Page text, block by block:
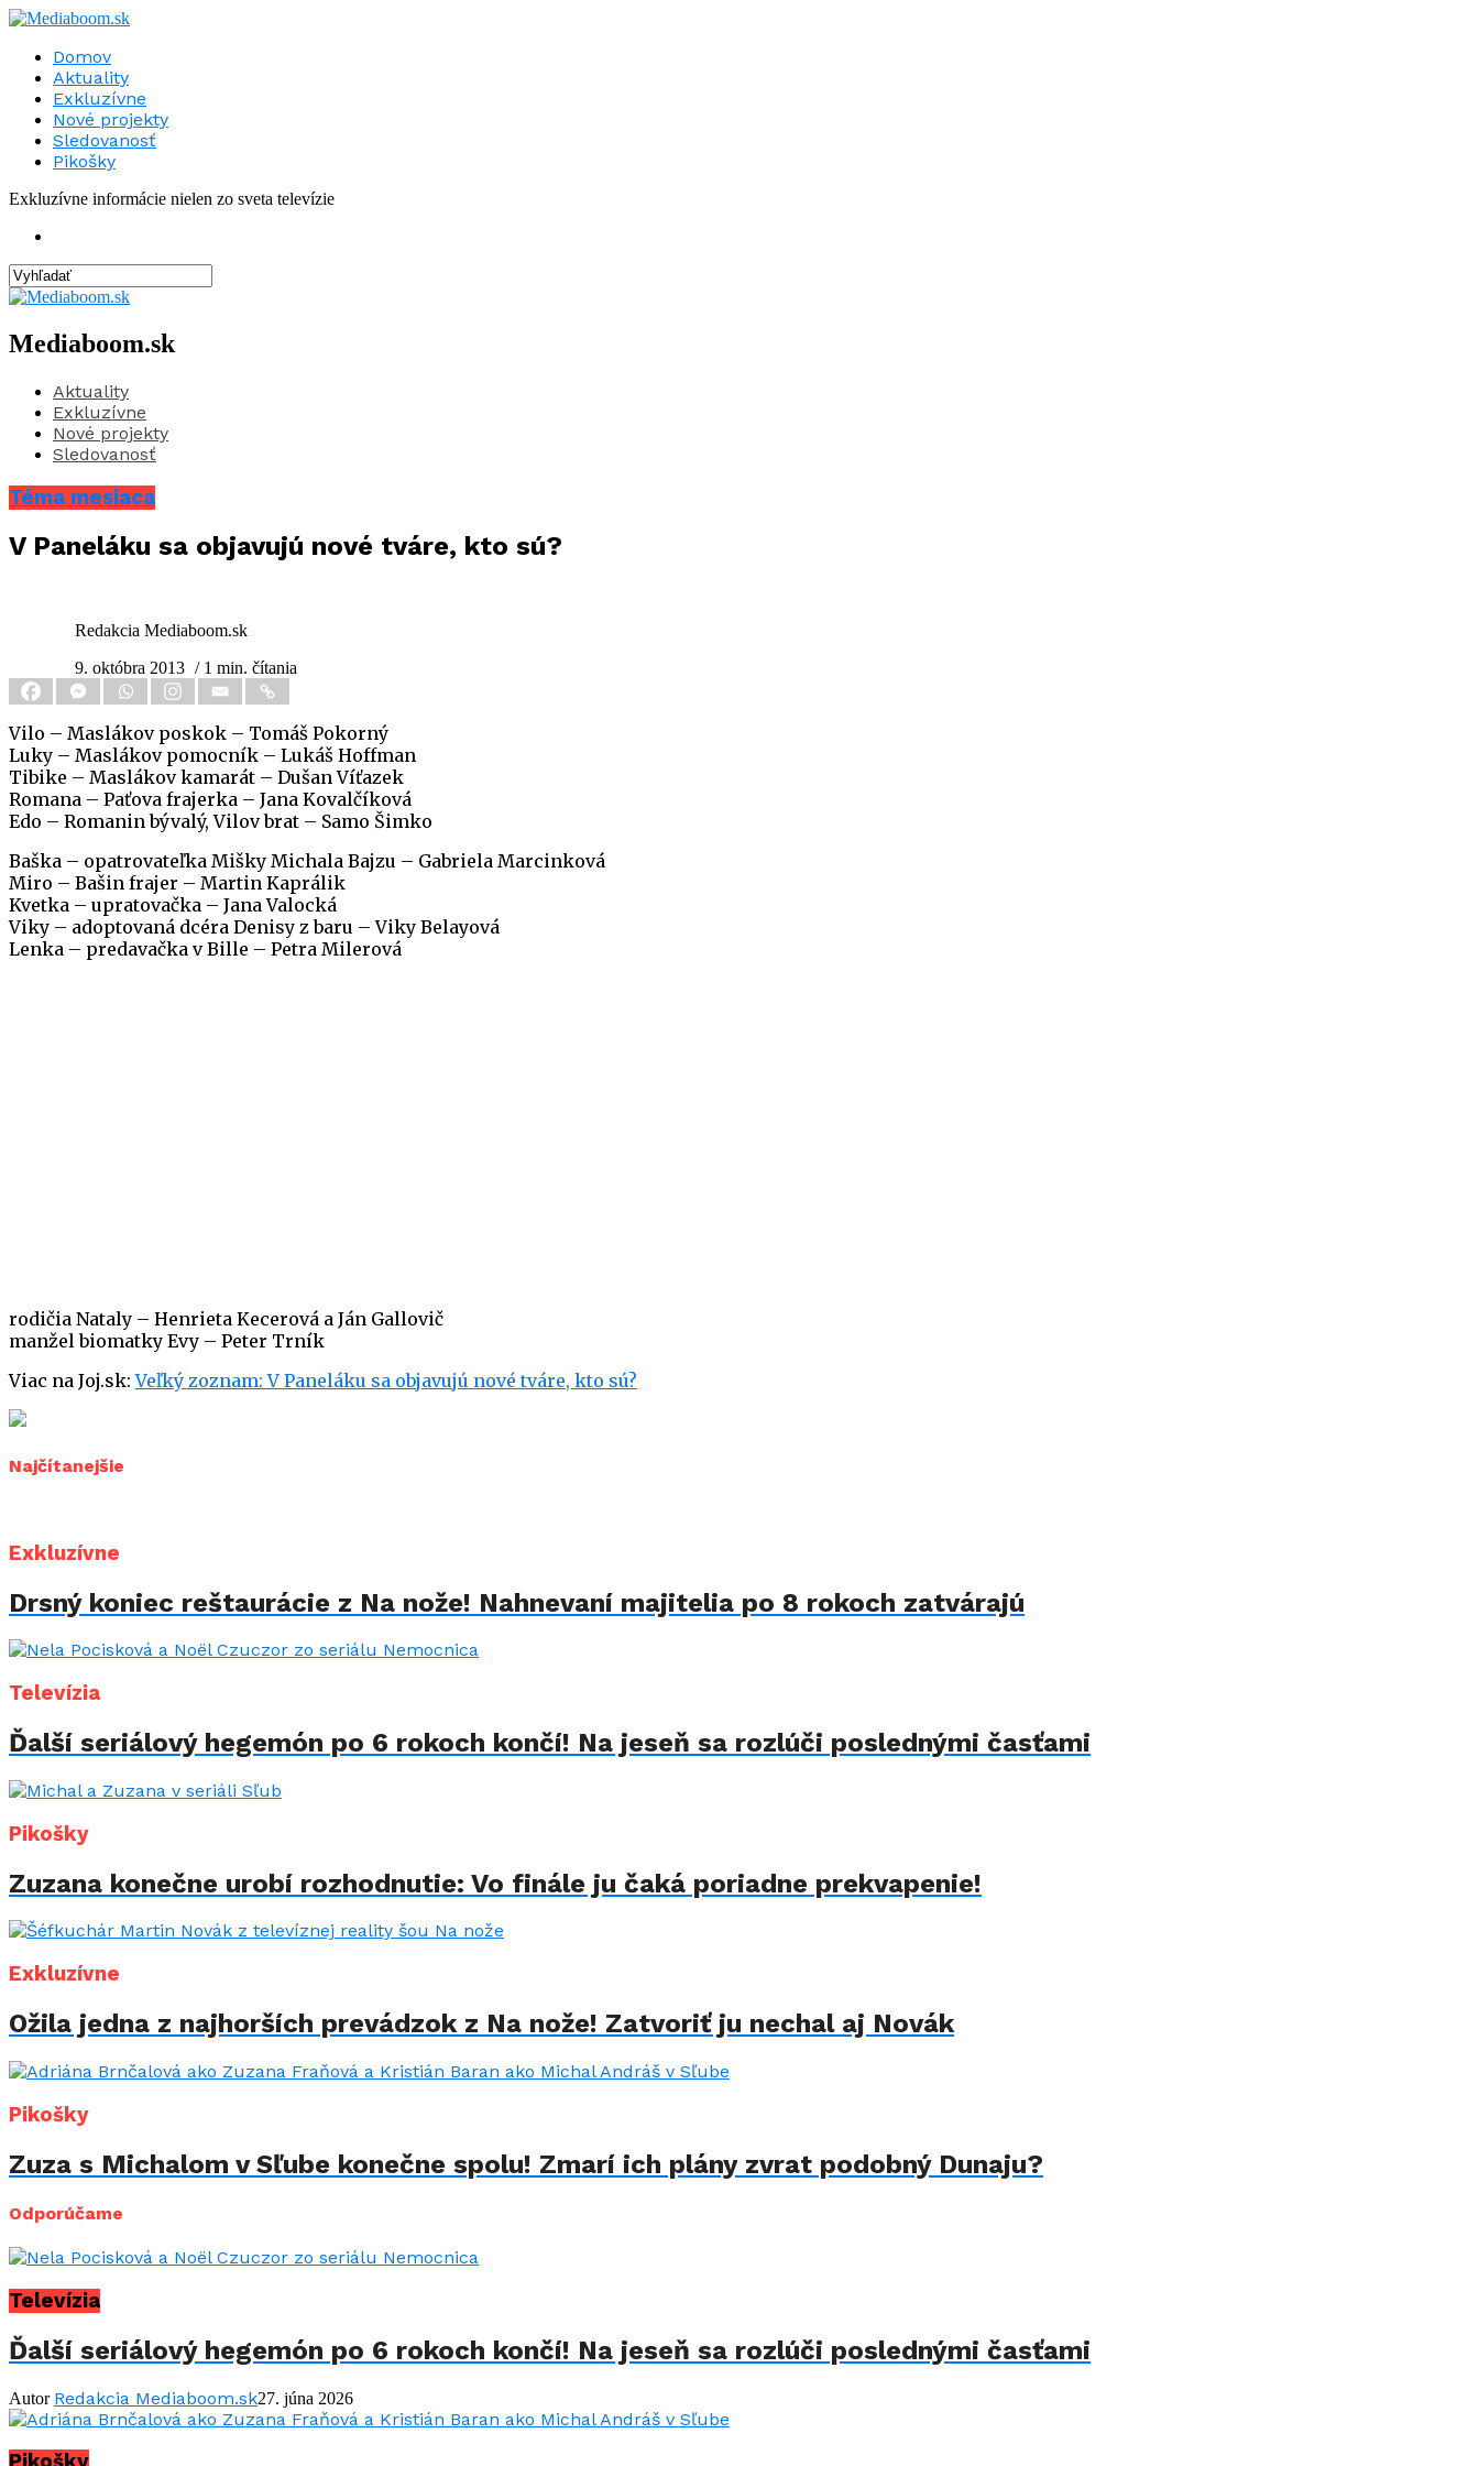
Domov
Aktuality
Exkluzívne
Nové projekty
Sledovanosť
Pikošky
Exkluzívne informácie nielen zo sveta televízie
Mediaboom.sk
Aktuality
Exkluzívne
Nové projekty
Sledovanosť
Téma mesiaca
V Paneláku sa objavujú nové tváre, kto sú?
Redakcia Mediaboom.sk
9. októbra 2013 / 1 min. čítania
Vilo – Maslákov poskok – Tomáš Pokorný
Luky – Maslákov pomocník – Lukáš Hoffman
Tibike – Maslákov kamarát – Dušan Víťazek
Romana – Paťova frajerka – Jana Kovalčíková
Edo – Romanin bývalý, Vilov brat – Samo Šimko
Baška – opatrovateľka Mišky Michala Bajzu – Gabriela Marcinková
Miro – Bašin frajer – Martin Kaprálik
Kvetka – upratovačka – Jana Valocká
Viky – adoptovaná dcéra Denisy z baru – Viky Belayová
Lenka – predavačka v Bille – Petra Milerová
rodičia Nataly – Henrieta Kecerová a Ján Gallovič
manžel biomatky Evy – Peter Trník
Viac na Joj.sk:Veľký zoznam: V Paneláku sa objavujú nové tváre, kto sú?
Najčítanejšie
Exkluzívne
Drsný koniec reštaurácie z Na nože! Nahnevaní majitelia po 8 rokoch zatvárajú
Televízia
Ďalší seriálový hegemón po 6 rokoch končí! Na jeseň sa rozlúči poslednými časťami
Pikošky
Zuzana konečne urobí rozhodnutie: Vo finále ju čaká poriadne prekvapenie!
Exkluzívne
Ožila jedna z najhorších prevádzok z Na nože! Zatvoriť ju nechal aj Novák
Pikošky
Zuza s Michalom v Sľube konečne spolu! Zmarí ich plány zvrat podobný Dunaju?
Odporúčame
Televízia
Ďalší seriálový hegemón po 6 rokoch končí! Na jeseň sa rozlúči poslednými časťami
Autor Redakcia Mediaboom.sk27. júna 2026